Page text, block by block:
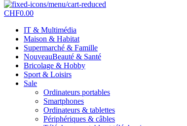
CHF0.00
IT & Multimédia
Maison & Habitat
Supermarché & Famille
NouveauBeauté & Santé
Bricolage & Hobby
Sport & Loisirs
Sale
Ordinateurs portables
Smartphones
Ordinateurs & tablettes
Périphériques & câbles